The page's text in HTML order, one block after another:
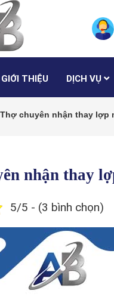
GIỚI THIỆU DỊCH VỤ
Thợ chuyên nhận thay lợp
nhận thay
5/5 - (3 bình chọn)